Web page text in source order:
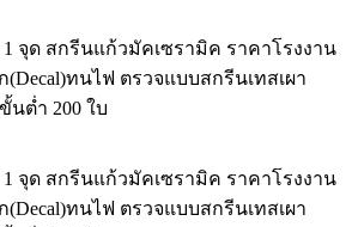
จุด สกรีนแก้วมัคเซรามิค ราคาโรงงาน
(Decal)ทนไฟ ตรวจแบบสกรีนเทสเผา
นต่ำ 200 ใบ
จุด สกรีนแก้วมัคเซรามิค ราคาโรงงาน
(Decal)ทนไฟ ตรวจแบบสกรีนเทสเผา